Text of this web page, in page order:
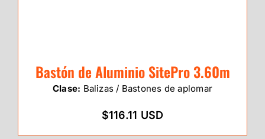
Bastón de Aluminio SitePro 3.60m
Clase: Balizas / Bastones de aplomar
$116.11 USD